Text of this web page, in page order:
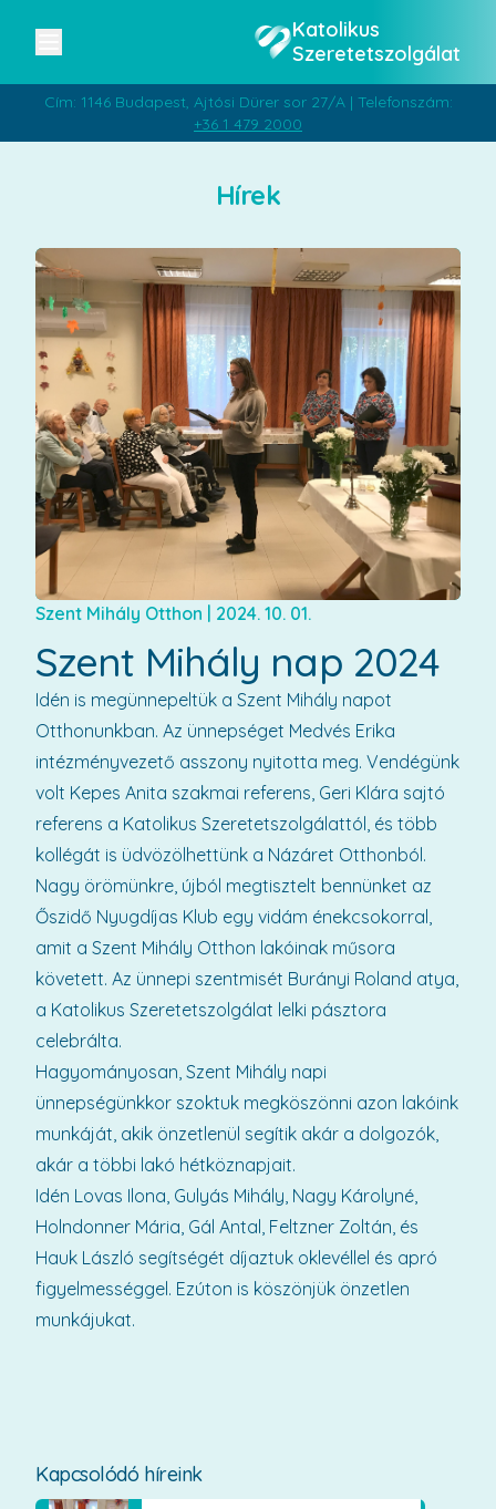
Katolikus
Szeretetszolgálat
Cím: 1146 Budapest, Ajtósi Dürer sor 27/A | Telefonszám:
+36 1 479 2000
Hírek
Kapcsolódó híreink
Szent Mihály Otthon | 2024. 10. 01.
Szent Mihály nap 2024
Idén is megünnepeltük a Szent Mihály napot
Otthonunkban. Az ünnepséget Medvés Erika
intézményvezető asszony nyitotta meg. Vendégünk
volt Kepes Anita szakmai referens, Geri Klára sajtó
referens a Katolikus Szeretetszolgálattól, és több
kollégát is üdvözölhettünk a Názáret Otthonból.
Nagy örömünkre, újból megtisztelt bennünket az
Őszidő Nyugdíjas Klub egy vidám énekcsokorral,
amit a Szent Mihály Otthon lakóinak műsora
követett. Az ünnepi szentmisét Burányi Roland atya,
a Katolikus Szeretetszolgálat lelki pásztora
celebrálta.
Hagyományosan, Szent Mihály napi
ünnepségünkkor szoktuk megköszönni azon lakóink
munkáját, akik önzetlenül segítik akár a dolgozók,
akár a többi lakó hétköznapjait.
Idén Lovas Ilona, Gulyás Mihály, Nagy Károlyné,
Holndonner Mária, Gál Antal, Feltzner Zoltán, és
Hauk László segítségét díjaztuk oklevéllel és apró
figyelmességgel. Ezúton is köszönjük önzetlen
munkájukat.